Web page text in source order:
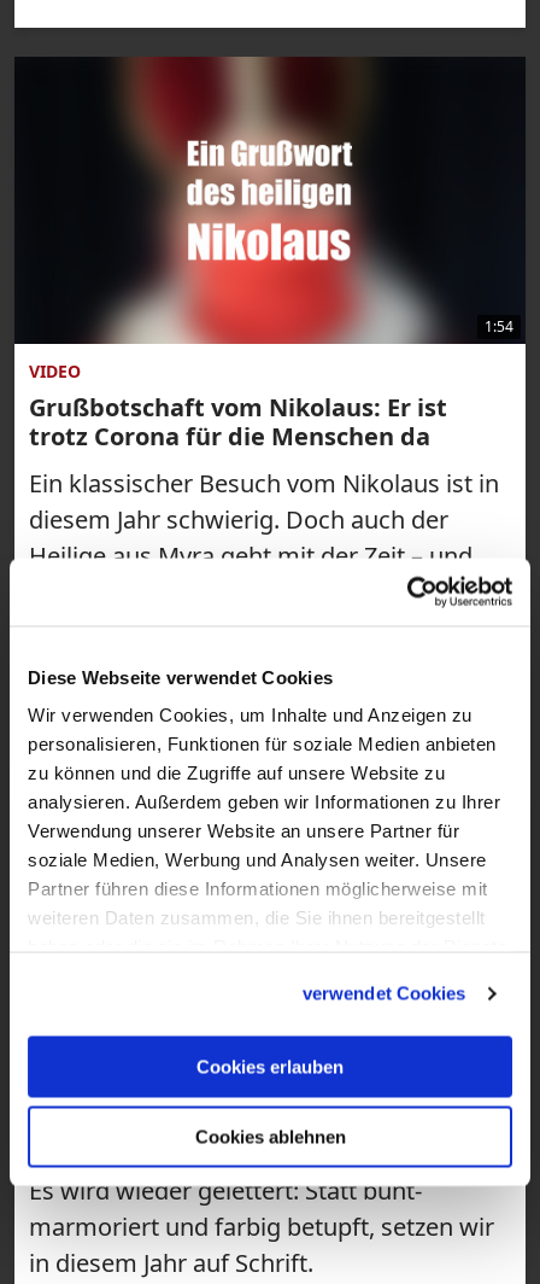
Diese Webseite verwendet Cookies
Wir verwenden Cookies, um Inhalte und Anzeigen zu
personalisieren, Funktionen für soziale Medien anbieten
zu können und die Zugriffe auf unsere Website zu
analysieren. Außerdem geben wir Informationen zu Ihrer
Verwendung unserer Website an unsere Partner für
soziale Medien, Werbung und Analysen weiter. Unsere
Partner führen diese Informationen möglicherweise mit
weiteren Daten zusammen, die Sie ihnen bereitgestellt
verwendet Cookies
Cookies erlauben
Cookies ablehnen
1:54
VIDEO
Grußbotschaft vom Nikolaus: Er ist
trotz Corona für die Menschen da
Ein klassischer Besuch vom Nikolaus ist in
diesem Jahr schwierig. Doch auch der
Heilige aus Myra geht mit der Zeit – und
meldet sich per Video-Botschaft über
auch, warum er ein tolles Beispiel für
kontaktloses Helfen ist.
VIDEO
DIY: Ostereier-Lettering
Es wird wieder gelettert: Statt bunt-
marmoriert und farbig betupft, setzen wir
in diesem Jahr auf Schrift.